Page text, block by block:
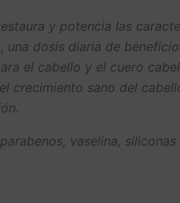
y potencia las
una dosis diaria de
el cabello y el cuero
crecimiento sano del
vaselina,